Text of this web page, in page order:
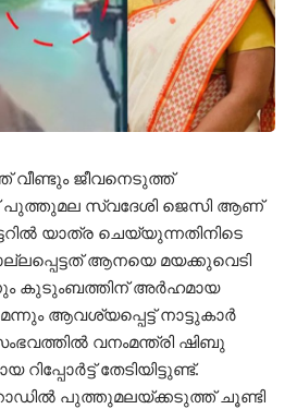
വീണ്ടും ജീവനെടുത്ത്
പുത്തുമല സ്വദേശി ജെസി ആണ്
യാത്ര ചെയ്യുന്നതിനിടെ
ആനയെ മയക്കുവെടി
കുടുംബത്തിന് അർഹമായ
ആവശ്യപ്പെട്ട് നാട്ടുകാർ
വനംമന്ത്രി ഷിബു
തേടിയിട്ടുണ്ട്.
റോഡിൽ പുത്തുമലയ്ക്കടുത്ത് ചൂണ്ടി